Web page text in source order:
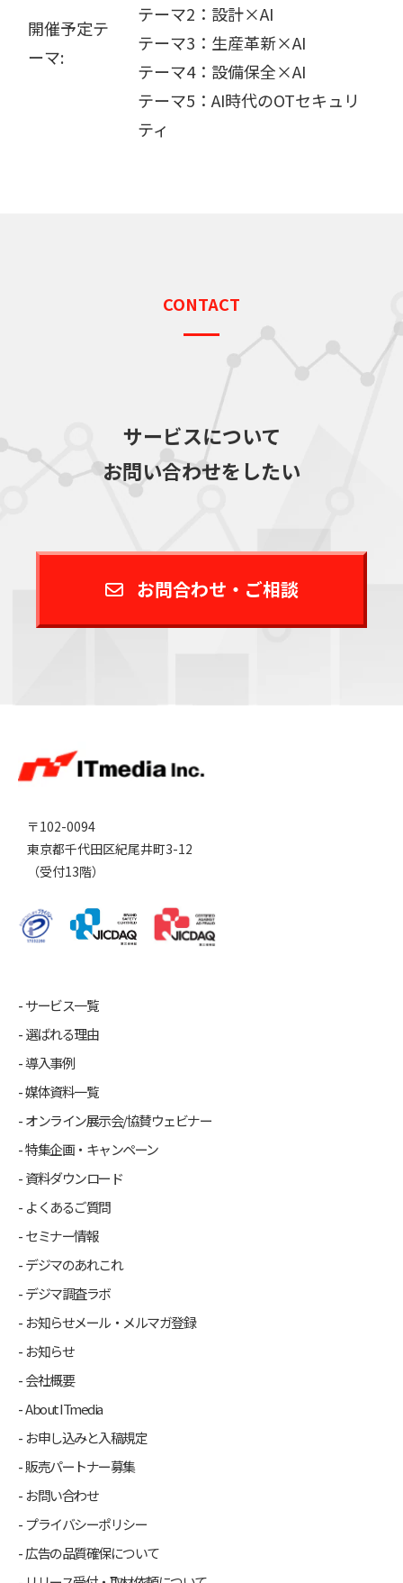
開催予定テ
ーマ:
テーマ2：設計×AI
テーマ3：生産革新×AI
テーマ4：設備保全×AI
テーマ5：AI時代のOTセキュリ
ティ
CONTACT
サービスについて
お問い合わせをしたい
お問合わせ・ご相談
〒102-0094
東京都千代田区紀尾井町3-12
（受付13階）
サービス一覧
選ばれる理由
導入事例
媒体資料一覧
オンライン展示会/協賛ウェビナー
特集企画・キャンペーン
資料ダウンロード
よくあるご質問
セミナー情報
デジマのあれこれ
デジマ調査ラボ
お知らせメール・メルマガ登録
お知らせ
会社概要
About ITmedia
お申し込みと入稿規定
販売パートナー募集
お問い合わせ
プライバシーポリシー
広告の品質確保について